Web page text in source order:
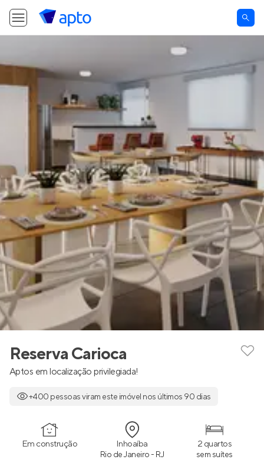
Reserva Carioca
Aptos em localização privilegiada!
+400 pessoas viram este imóvel nos últimos 90 dias
Em construção Inhoaíba
Rio de Janeiro - RJ
2 quartos
sem suítes